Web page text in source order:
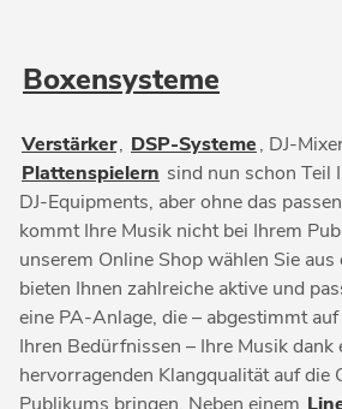
Boxensysteme
Verstärker, DSP-Systeme, DJ-
Plattenspielern sind nun schon Teil
DJ-Equipments, aber ohne das
kommt Ihre Musik nicht bei Ihrem
unserem Online Shop wählen Sie
bieten Ihnen zahlreiche aktive und
eine PA-Anlage, die – abgestimmt
Ihren Bedürfnissen – Ihre Musik dank
hervorragenden Klangqualität auf die